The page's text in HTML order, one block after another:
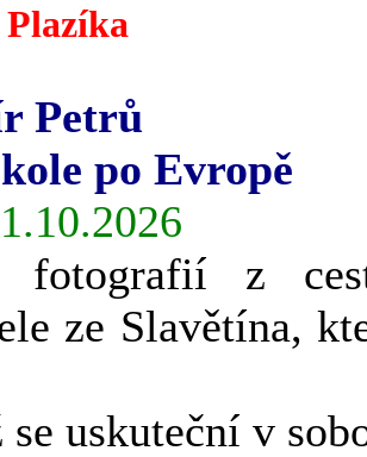
Petrů
po Evropě
fotografií z
ze Slavětína,
se uskuteční v